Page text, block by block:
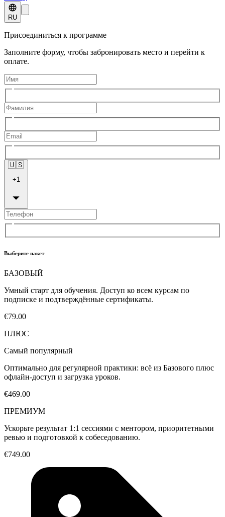
RU
Присоединиться к программе
Заполните форму, чтобы забронировать место и перейти к
оплате.
🇺🇸
+1
Выберите пакет
БАЗОВЫЙ
Умный старт для обучения. Доступ ко всем курсам по
подписке и подтверждённые сертификаты.
€79.00
ПЛЮС
Самый популярный
Оптимально для регулярной практики: всё из Базового плюс
офлайн-доступ и загрузка уроков.
€469.00
ПРЕМИУМ
Ускорьте результат 1:1 сессиями с ментором, приоритетными
ревью и подготовкой к собеседованию.
€749.00